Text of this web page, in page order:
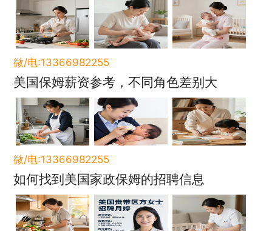
微/电:13366982255
美国保姆薪资参考，不同角色差别大
微/电:13366982255
如何找到美国家政保姆的招聘信息